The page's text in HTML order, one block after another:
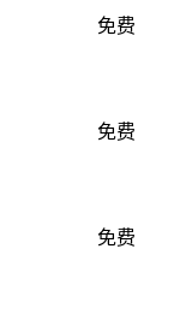
免费
免费
免费